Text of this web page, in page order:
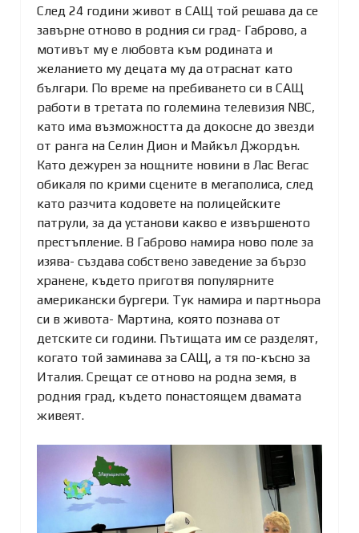
След 24 години живот в САЩ той решава да се
завърне отново в родния си град- Габрово, а
мотивът му е любовта към родината и
желанието му децата му да отраснат като
българи. По време на пребиването си в САЩ
работи в третата по големина телевизия NBC,
като има възможността да докосне до звезди
от ранга на Селин Дион и Майкъл Джордън.
Като дежурен за нощните новини в Лас Вегас
обикаля по крими сцените в мегаполиса, след
като разчита кодовете на полицейските
патрули, за да установи какво е извършеното
престъпление. В Габрово намира ново поле за
изява- създава собствено заведение за бързо
хранене, където приготвя популярните
американски бургери. Тук намира и партньора
си в живота- Мартина, която познава от
детските си години. Пътищата им се разделят,
когато той заминава за САЩ, а тя по-късно за
Италия. Срещат се отново на родна земя, в
родния град, където понастоящем двамата
живеят.